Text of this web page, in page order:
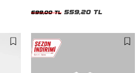
699,00 TL 559,20 TL